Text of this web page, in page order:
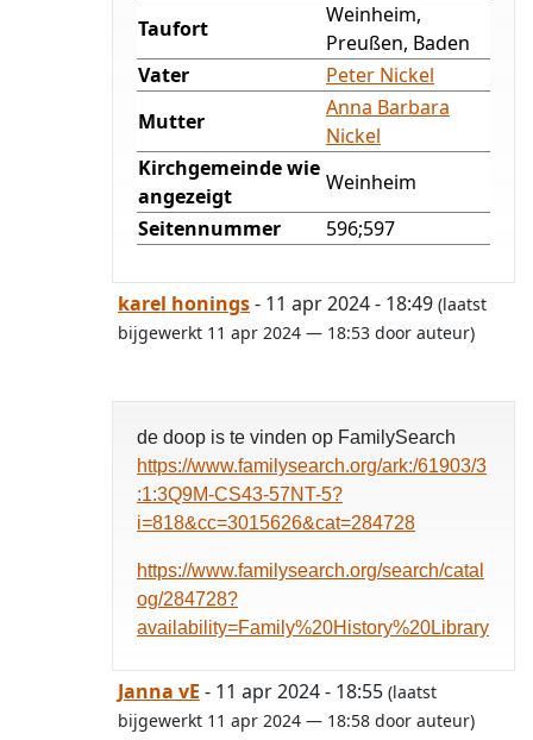
Taufort
Weinheim,
Preußen, Baden
Vater
Peter Nickel
Mutter
Anna Barbara
Nickel
Kirchgemeinde wie
angezeigt
Weinheim
Seitennummer
596;597
karel honings- 11 apr 2024 - 18:49 (laatst
bijgewerkt 11 apr 2024 — 18:53 door auteur)
de doop is te vinden op FamilySearch
https://www.familysearch.org/ark:/61903/3
:1:3Q9M-CS43-57NT-5?
i=818&cc=3015626&cat=284728
https://www.familysearch.org/search/catal
og/284728?
availability=Family%20History%20Library
Janna vE - 11 apr 2024 - 18:55 (laatst
bijgewerkt 11 apr 2024 — 18:58 door auteur)